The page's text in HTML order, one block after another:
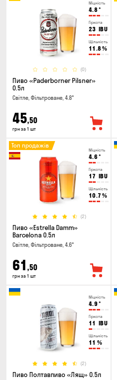
Міцність
4.8 °
Гіркота
23 IBU
Щільність
11.8 %
(0)
Пиво «Paderborner Pilsner»
0.5л
Світле, Фільтроване, 4.8°
45,50
грн за 1 шт
Міцність
4.6 °
Гіркота
17 IBU
Щільність
10.7 %
(2)
Топ продажів
Пиво «Estrella Damm»
Barcelona 0.5л
Світле, Фільтроване, 4.6°
61 ,50
грн за 1 шт
Міцність
4.9 °
Гіркота
11 IBU
Щільність
11 %
(2)
Пиво Полтавпиво «Лящ» 0.5л